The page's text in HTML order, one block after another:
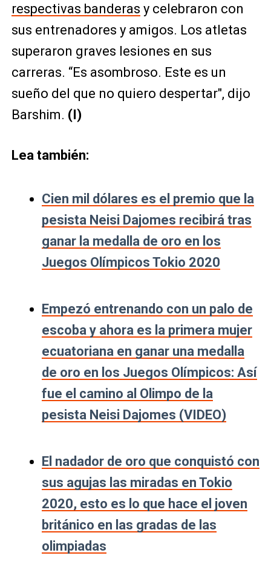
respectivas banderas y celebraron con
sus entrenadores y amigos. Los atletas
superaron graves lesiones en sus
carreras. “Es asombroso. Este es un
sueño del que no quiero despertar", dijo
Barshim. (I)
Lea también:
Cien mil dólares es el premio que la
pesista Neisi Dajomes recibirá tras
ganar la medalla de oro en los
Juegos Olímpicos Tokio 2020
Empezó entrenando con un palo de
escoba y ahora es la primera mujer
ecuatoriana en ganar una medalla
de oro en los Juegos Olímpicos: Así
fue el camino al Olimpo de la
pesista Neisi Dajomes (VIDEO)
El nadador de oro que conquistó con
sus agujas las miradas en Tokio
2020, esto es lo que hace el joven
británico en las gradas de las
olimpiadas